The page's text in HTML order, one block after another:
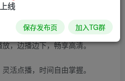
完全免费。随时拖动观看。
，边播边下，畅享高清。
活点播，时间自由掌握。
线
保存发布页 加入TG群